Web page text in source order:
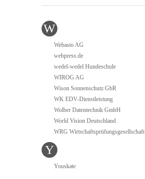
W
Webasto AG
webpress.de
wedel-wedel Hundeschule
WIROG AG
Wison Sonnenschutz GbR
WK EDV-Dienstleistung
Wolber Datentechnik GmbH
World Vision Deutschland
WRG Wirtschaftsprüfungsgesellschaft
Y
Youskate